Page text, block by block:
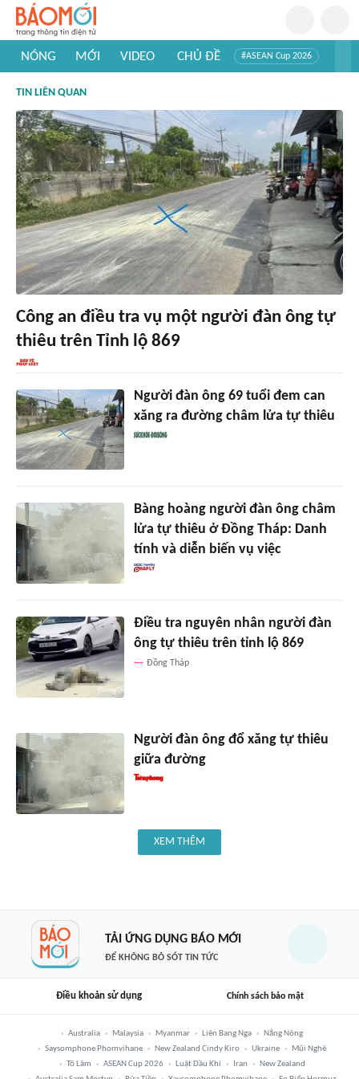
NÓNG MỚI VIDEO CHỦ ĐỀ #ASEAN Cup 2026
#Khám phá thế giới
TIN LIÊN QUAN
Công an điều tra vụ một người đàn ông tự
thiêu trên Tỉnh lộ 869
Người đàn ông 69 tuổi đem can
xăng ra đường châm lửa tự thiêu
Bàng hoàng người đàn ông châm
lửa tự thiêu ở Đồng Tháp: Danh
tính và diễn biến vụ việc
Điều tra nguyên nhân người đàn
ông tự thiêu trên tỉnh lộ 869
Đồng Tháp
Người đàn ông đổ xăng tự thiêu
giữa đường
XEM THÊM
TẢI ỨNG DỤNG BÁO MỚI
ĐỂ KHÔNG BỎ SÓT TIN TỨC
Điều khoản sử dụng Chính sách bảo mật
Australia Malaysia Myanmar Liên Bang Nga
Nắng Nóng
Saysomphone Phomvihane
New Zealand Cindy Kiro Ukraine
Mũi Nghê
Tô Lâm
ASEAN Cup 2026 Luật Dầu Khí Iran
New Zealand